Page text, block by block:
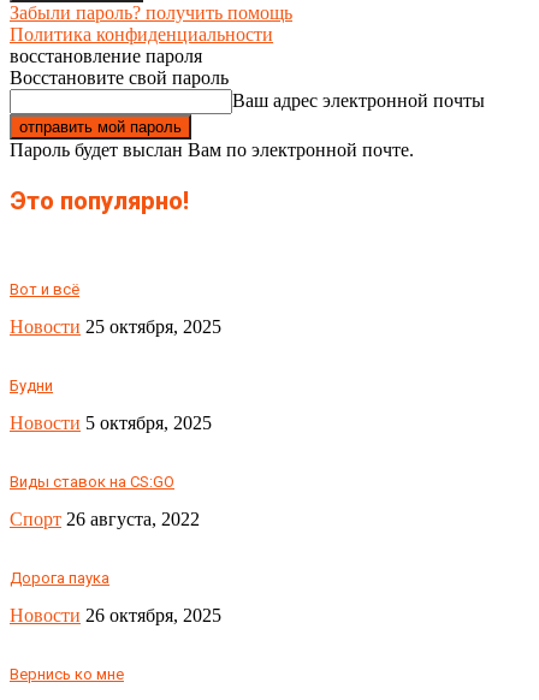
Забыли пароль? получить помощь
Политика конфиденциальности
восстановление пароля
Восстановите свой пароль
Ваш адрес электронной почты
Пароль будет выслан Вам по электронной почте.
Это популярно!
Вот и всё
Новости 25 октября, 2025
Будни
Новости 5 октября, 2025
Виды ставок на CS:GO
Спорт 26 августа, 2022
Дорога паука
Новости 26 октября, 2025
Вернись ко мне